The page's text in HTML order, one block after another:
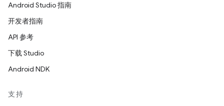
Android Studio 指南
开发者指南
API 参考
下载 Studio
Android NDK
支持